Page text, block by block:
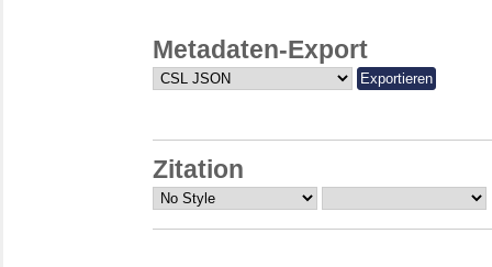
Metadaten-Export
Zitation